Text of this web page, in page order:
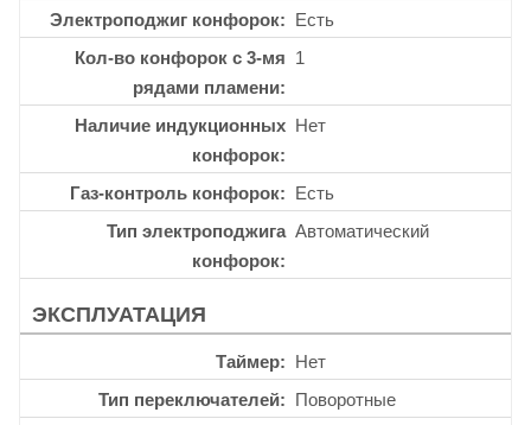
Электроподжиг конфорок
Есть
Кол-во конфорок с 3-мя
рядами пламени
1
Наличие индукционных
конфорок
Нет
Газ-контроль конфорок
Есть
Тип электроподжига
конфорок
Автоматический
ЭКСПЛУАТАЦИЯ
Таймер
Нет
Тип переключателей
Поворотные